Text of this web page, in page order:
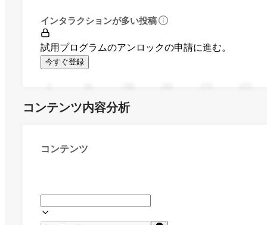
インタラクションが多い投稿
試用プログラムのアンロックの申請に進む。
今すぐ登録
コンテンツ内容分析
コンテンツ